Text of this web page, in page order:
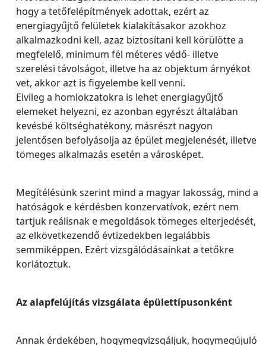
hogy a tetőfelépítmények adottak, ezért az
energiagyűjtő felületek kialakításakor azokhoz
alkalmazkodni kell, azaz biztosítani kell körülötte a
megfelelő, minimum fél méteres védő- illetve
szerelési távolságot, illetve ha az objektum árnyékot
vet, akkor azt is figyelembe kell venni.
Elvileg a homlokzatokra is lehet energiagyűjtő
elemeket helyezni, ez azonban egyrészt általában
kevésbé költséghatékony, másrészt nagyon
jelentősen befolyásolja az épület megjelenését, illetve
tömeges alkalmazás esetén a városképet.
Megítélésünk szerint mind a magyar lakosság, mind a
hatóságok e kérdésben konzervatívok, ezért nem
tartjuk reálisnak e megoldások tömeges elterjedését,
az elkövetkezendő évtizedekben legalábbis
semmiképpen. Ezért vizsgálódásainkat a tetőkre
korlátoztuk.
Az alapfelújítás vizsgálata épülettípusonként
Annak érdekében, hogymegvizsgáljuk, hogymegújuló